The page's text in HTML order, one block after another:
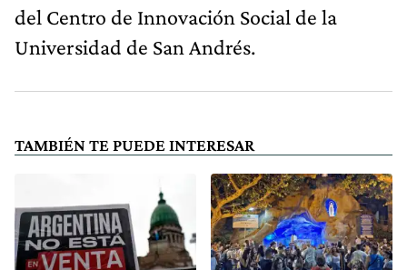
del Centro de Innovación Social de la
Universidad de San Andrés.
TAMBIÉN TE PUEDE INTERESAR